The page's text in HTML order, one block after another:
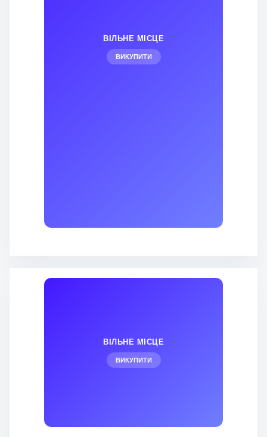
ВІЛЬНЕ МІСЦЕ
ВИКУПИТИ
ВІЛЬНЕ МІСЦЕ
ВИКУПИТИ